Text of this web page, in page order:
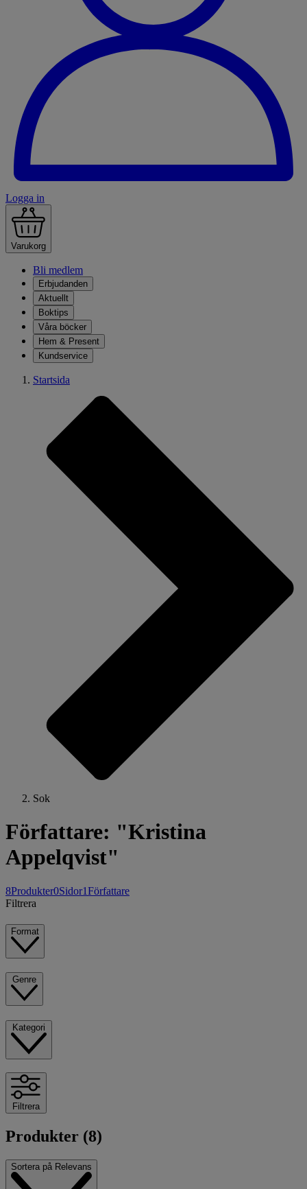
Logga in
Varukorg
Bli medlem
Erbjudanden
Aktuellt
Boktips
Våra böcker
Hem & Present
Kundservice
Startsida
Sok
Författare: "Kristina
Appelqvist"
8Produkter0Sidor1Författare
Filtrera
Format
Filtrera
Produkter (8)
Sortera på Relevans